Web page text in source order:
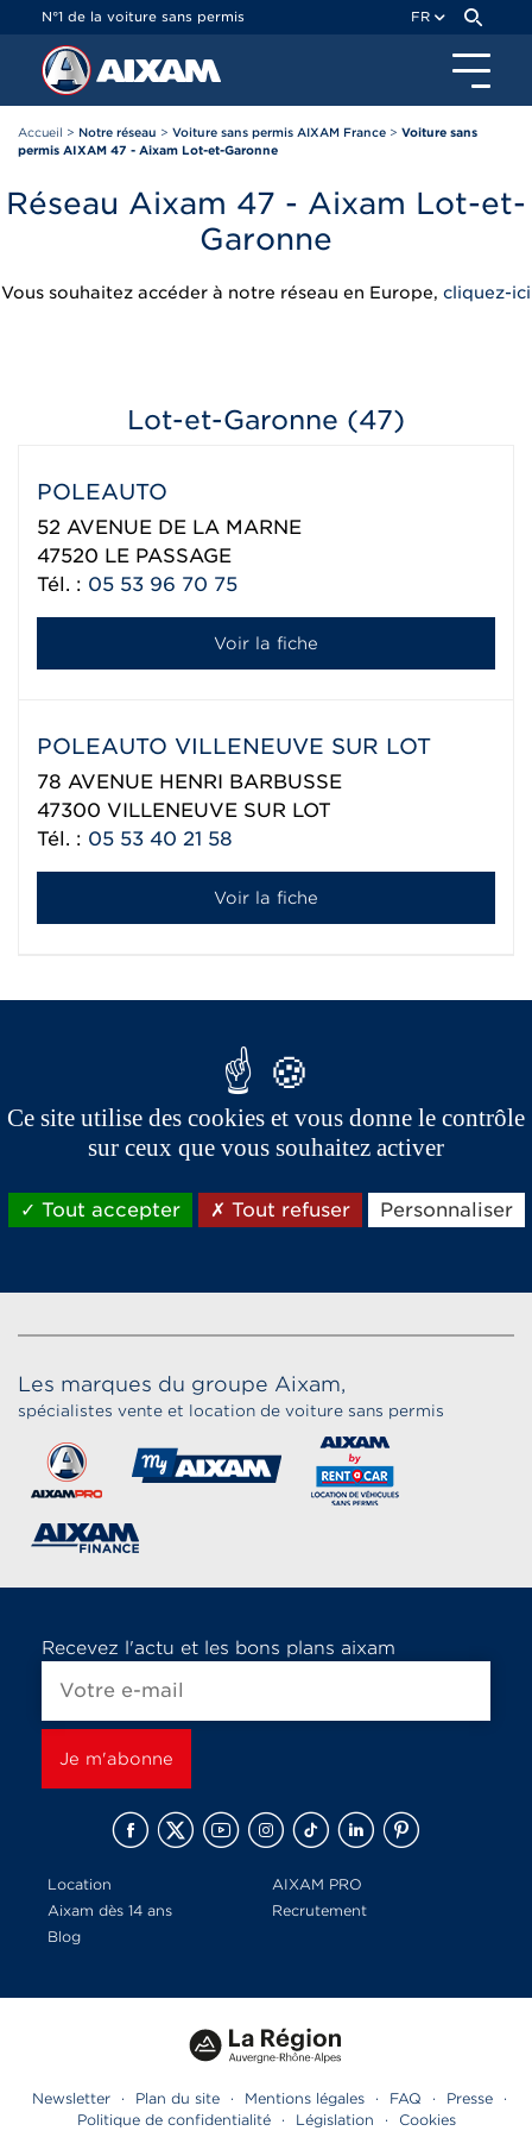
N°1 de la voiture sans permis FR
Accueil > Notre réseau > Voiture sans permis AIXAM France > Voiture sans
permis AIXAM 47 - Aixam Lot-et-Garonne
Réseau Aixam 47 - Aixam Lot-et-
Garonne
Vous souhaitez accéder à notre réseau en Europe, cliquez-ici
Lot-et-Garonne (47)
POLEAUTO
52 AVENUE DE LA MARNE
47520 LE PASSAGE
Tél. : 05 53 96 70 75
Voir la fiche
POLEAUTO VILLENEUVE SUR LOT
78 AVENUE HENRI BARBUSSE
47300 VILLENEUVE SUR LOT
Tél. : 05 53 40 21 58
Voir la fiche
Les marques du groupe Aixam,
spécialistes vente et location de voiture sans permis
Recevez l'actu et les bons plans aixam
Location
AIXAM PRO
Aixam dès 14 ans
Recrutement
Blog
Newsletter · Plan du site · Mentions légales · FAQ · Presse
·
Politique de confidentialité
· Législation · Cookies
Panneau de gestion des cookies
Ce site utilise des cookies et vous donne le contrôle
sur ceux que vous souhaitez activer
Tout accepter Tout refuser Personnaliser